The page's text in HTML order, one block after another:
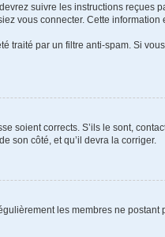
suivre les instructions reçues
vous connecter. Cette
par un filtre anti-spam. Si
soient corrects. S’ils le sont,
son côté, et qu’il devra la corriger.
les membres ne